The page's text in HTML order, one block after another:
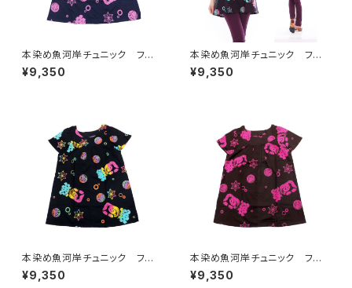
本染め魚河岸チュニック フリ
ーサイズ 浴衣生地 涼麻柄
紺×ピンク 日本製 注染そ
¥9,350
本染め魚河岸チュニック フリ
ーサイズ 浴衣生地 涼麻柄
黒×ピンク・水色グラデーショ
¥9,350
本染め魚河岸チュニック フリ
ーサイズ 浴衣生地 涼麻柄
黒×虹色グラデーション 日本
¥9,350
本染め魚河岸チュニック フリ
ーサイズ 浴衣生地 涼麻柄
こげ茶×ピンク 日本製 注染
¥9,350